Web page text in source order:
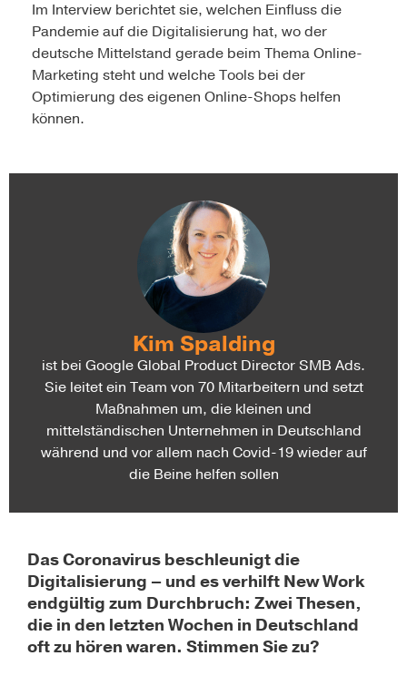
Im Interview berichtet sie, welchen Einfluss die
Pandemie auf die Digitalisierung hat, wo der
deutsche Mittelstand gerade beim Thema Online-
Marketing steht und welche Tools bei der
Optimierung des eigenen Online-Shops helfen
können.
Kim Spalding
ist bei Google Global Product Director SMB Ads.
Sie leitet ein Team von 70 Mitarbeitern und setzt
Maßnahmen um, die kleinen und
mittelständischen Unternehmen in Deutschland
während und vor allem nach Covid-19 wieder auf
die Beine helfen sollen
Das Coronavirus beschleunigt die
Digitalisierung – und es verhilft New Work
endgültig zum Durchbruch: Zwei Thesen,
die in den letzten Wochen in Deutschland
oft zu hören waren. Stimmen Sie zu?